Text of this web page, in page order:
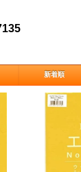
新着順